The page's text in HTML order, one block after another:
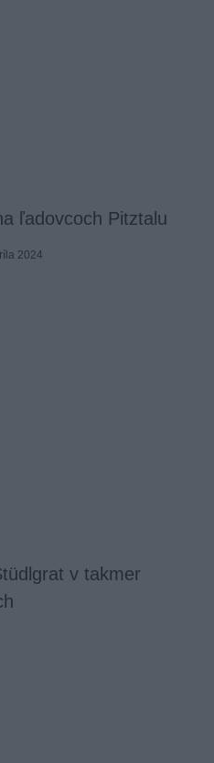
ľadovcoch Pitztalu
2024
v takmer